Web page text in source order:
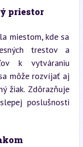
priestor
miestom, kde sa
trestov a
k vytváraniu
môže rozvíjať aj
žiak. Zdôrazňuje
poslušnosti